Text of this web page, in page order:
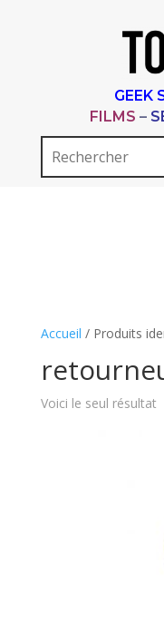
GEEK
FILMS –
Accueil / Produits
Voici le seul résultat